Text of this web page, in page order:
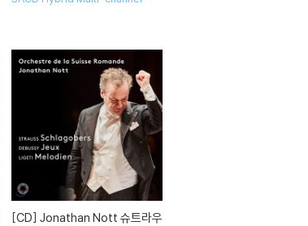
[CD] Jonathan Nott 슈트라우